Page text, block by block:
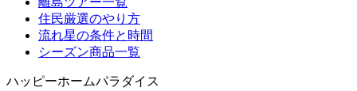
住民厳選のやり方
流れ星の条件と時間
シーズン商品一覧
ハッピーホームパラダイス